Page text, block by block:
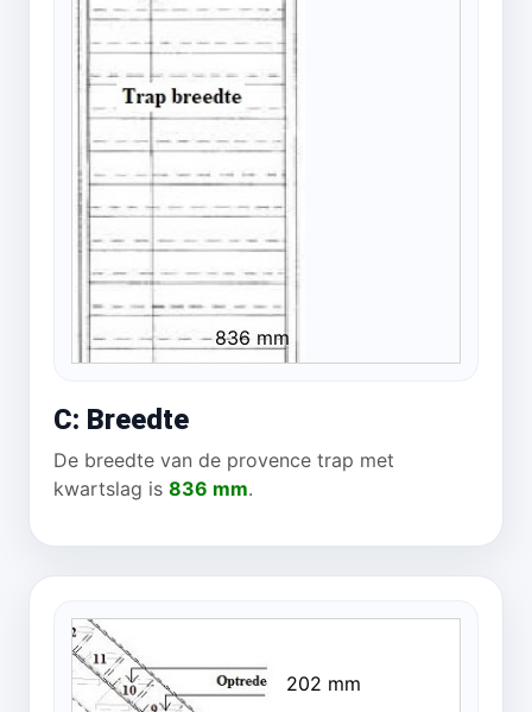
836 mm
C: Breedte
De breedte van de provence trap met
kwartslag is 836 mm.
202 mm